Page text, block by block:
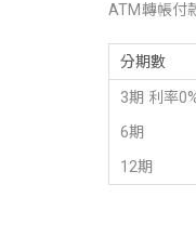
ATM轉帳付
分期數
3期 利率
6期
12期